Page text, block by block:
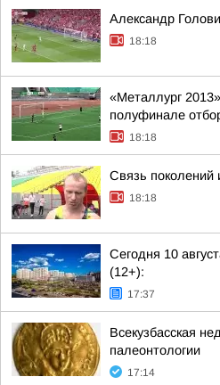
Александр
18:18
«Металлург
полуфинале
18:18
Связь поколений
18:18
Сегодня 10
(12+):
17:37
Всекузбасская
палеонтологии
17:14